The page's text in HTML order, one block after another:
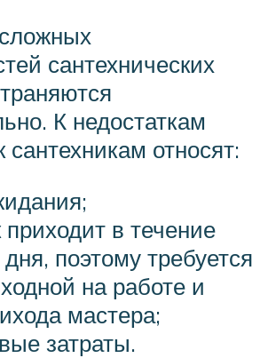
сантехнических
К недостаткам
относят:
приходит в течение
дня, поэтому требуется
на работе и
мастера;
затраты.